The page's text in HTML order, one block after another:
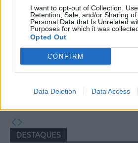
I want to opt-out of Collection, Use,
Retention, Sale, and/or Sharing of
Personal Data that Is Unrelated
Purposes for which it was
Opted Out
CONFIRM
Data Deletion Data Access
Comemorações da
regressam a Ovar com
DESTAQUES